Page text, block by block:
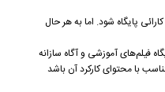
پایگاه شود. اما به هر حال
فیلم‌های آموزشی و آگاه سازانه
با محتوای کارکرد آن باشد